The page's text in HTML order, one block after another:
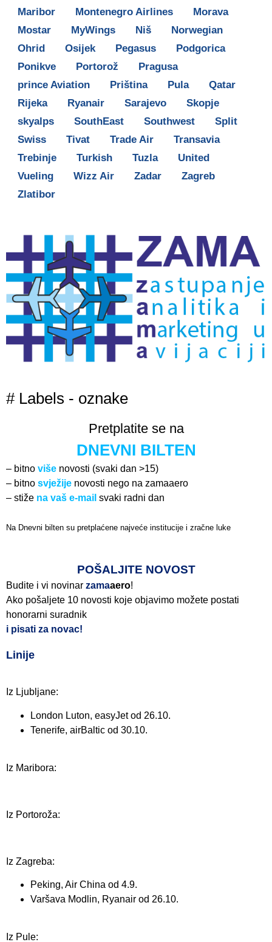
Maribor
Montenegro Airlines
Morava
Mostar
MyWings Niš
Norwegian
Ohrid
Osijek Pegasus
Podgorica
Ponikve
Portorož
Pragusa
prince Aviation
Priština Pula
Qatar
Rijeka
Ryanair Sarajevo
Skopje
skyalps
SouthEast Southwest
Split
Swiss
Tivat Trade Air
Transavia
Trebinje
Turkish Tuzla
United
Vueling
Wizz Air Zadar
Zagreb
Zlatibor
# Labels - oznake
Pretplatite se na
DNEVNI BILTEN
– bitno više novosti (svaki dan >15)
– bitno svježije novosti nego na zamaaero
– stiže na vaš e-mail svaki radni dan
Na Dnevni bilten su pretplaćene najveće institucije i zračne luke
POŠALJITE NOVOST
Budite i vi novinar zamaaero!
Ako pošaljete 10 novosti koje objavimo možete postati
honorarni suradnik
i pisati za novac!
Linije
Iz Ljubljane:
London Luton, easyJet od 26.10.
Tenerife, airBaltic od 30.10.
Iz Maribora:
Iz Portoroža:
Iz Zagreba:
Peking, Air China od 4.9.
Varšava Modlin, Ryanair od 26.10.
Iz Pule: